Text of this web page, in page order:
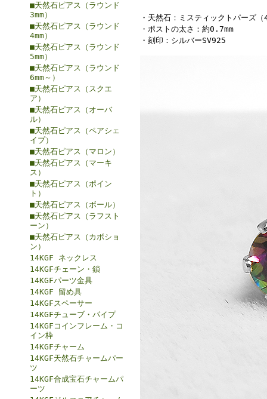
■天然石ピアス（ラウンド
3mm）
■天然石ピアス（ラウンド
4mm）
■天然石ピアス（ラウンド
5mm）
■天然石ピアス（ラウンド
6mm～）
■天然石ピアス（スクエ
ア）
■天然石ピアス（オーバ
ル）
■天然石ピアス（ペアシェ
イプ）
■天然石ピアス（マロン）
■天然石ピアス（マーキ
ス）
■天然石ピアス（ポイン
ト）
■天然石ピアス（ボール）
■天然石ピアス（ラフスト
ーン）
■天然石ピアス（カボショ
ン）
14KGF ネックレス
14KGFチェーン・鎖
14KGFパーツ金具
14KGF 留め具
14KGFスペーサー
14KGFチューブ・パイプ
14KGFコインフレーム・コ
イン枠
14KGFチャーム
14KGF天然石チャームパー
ツ
14KGF合成宝石チャームパ
ーツ
・天然石：ミスティックトパーズ（
・ポストの太さ：約0.7mm
・刻印：シルバーSV925